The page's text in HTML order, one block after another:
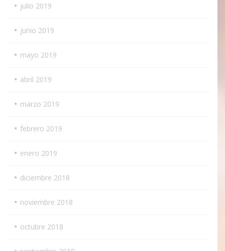
julio 2019
junio 2019
mayo 2019
abril 2019
marzo 2019
febrero 2019
enero 2019
diciembre 2018
noviembre 2018
octubre 2018